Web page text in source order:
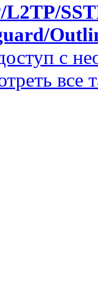
L2TP/
с
все